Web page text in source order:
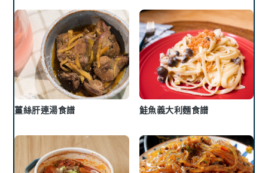
薑絲肝連湯食譜 鮭魚義大利麵食譜